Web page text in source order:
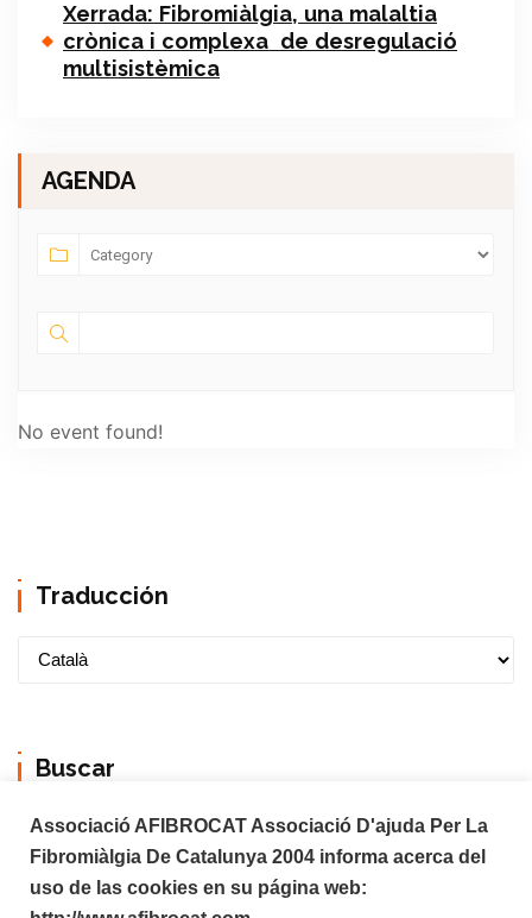
Xerrada: Fibromiàlgia, una malaltia
crònica i complexa de desregulació
multisistèmica
AGENDA
No event found!
Traducción
Buscar
Associació AFIBROCAT Associació D'ajuda Per La
Fibromiàlgia De Catalunya 2004 informa acerca del
uso de las cookies en su página web: